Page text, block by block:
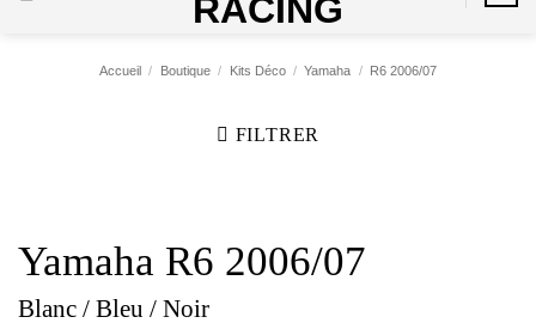
Accueil / Boutique / Kits Déco / Yamaha / R6 2006/07
FILTRER
Yamaha R6 2006/07
Blanc / Bleu / Noir